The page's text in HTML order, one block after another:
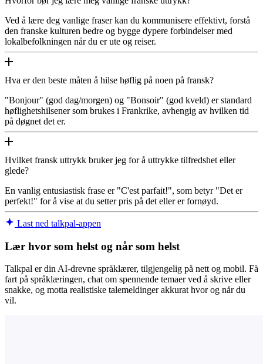
Ved å lære deg vanlige fraser kan du kommunisere effektivt, forstå
den franske kulturen bedre og bygge dypere forbindelser med
lokalbefolkningen når du er ute og reiser.
Hva er den beste måten å hilse høflig på noen på fransk?
"Bonjour" (god dag/morgen) og "Bonsoir" (god kveld) er standard
høflighetshilsener som brukes i Frankrike, avhengig av hvilken tid
på døgnet det er.
Hvilket fransk uttrykk bruker jeg for å uttrykke tilfredshet eller
glede?
En vanlig entusiastisk frase er "C'est parfait!", som betyr "Det er
perfekt!" for å vise at du setter pris på det eller er fornøyd.
Last ned talkpal-appen
Lær hvor som helst og når som helst
Talkpal er din AI-drevne språklærer, tilgjengelig på nett og mobil. Få
fart på språklæringen, chat om spennende temaer ved å skrive eller
snakke, og motta realistiske talemeldinger akkurat hvor og når du
vil.